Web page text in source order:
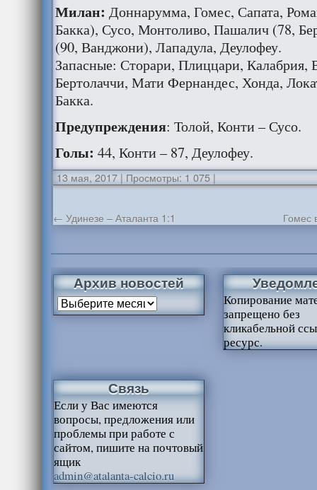
Милан: Доннарумма, Гомес, Сапата,
Бакка), Сусо, Монтоливо, Пашалич (78,
(90, Ванджони), Лападула, Деулофеу.
Запасные: Сторари, Плиццари, Калабрия,
Бертолаччи, Мати Фернандес, Хонда,
Бакка.
Предупреждения: Толой, Конти – Сусо.
Голы: 44, Конти – 87, Деулофеу.
13 мая, 2017 | Просмотры: 1 075|
← Удинезе – Аталанта 1:1 Гомес
Архив новостей
Копирование
запрещено без
кликабельной
ресурс.
Связь
Если у Вас имеются
вопросы, предложения или
проблемы при работе с
сайтом, пишите на почтовый
ящик
admin@atalanta-calcio.ru